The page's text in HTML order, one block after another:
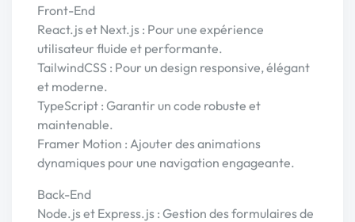
Front-End
React.js et Next.js : Pour une expérience
utilisateur fluide et performante.
TailwindCSS : Pour un design responsive, élégant
et moderne.
TypeScript : Garantir un code robuste et
maintenable.
Framer Motion : Ajouter des animations
dynamiques pour une navigation engageante.
Back-End
Node.js et Express.js : Gestion des formulaires de